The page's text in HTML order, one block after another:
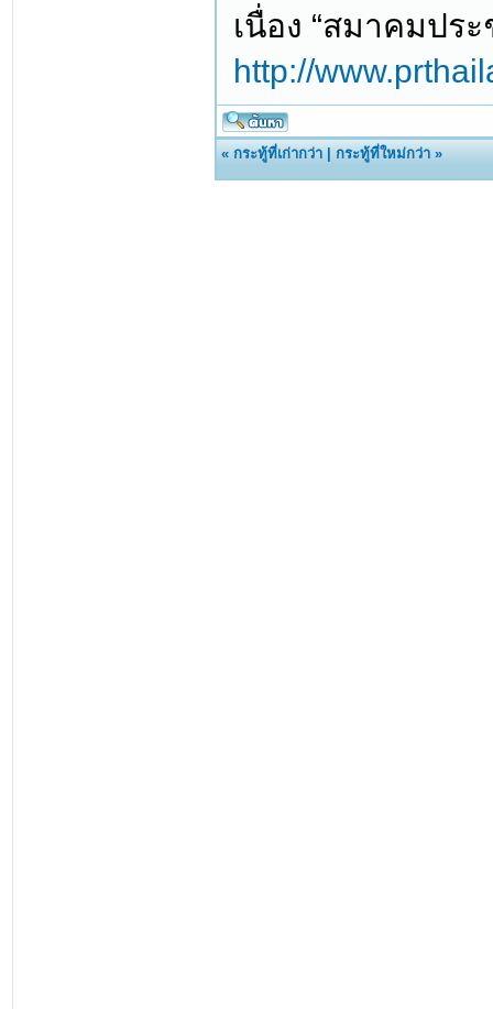
เนื่อง “สมาคมปร
http://
«กระทู้ที่เก่ากว่า |กระทู้ที่ใหม่กว่า »